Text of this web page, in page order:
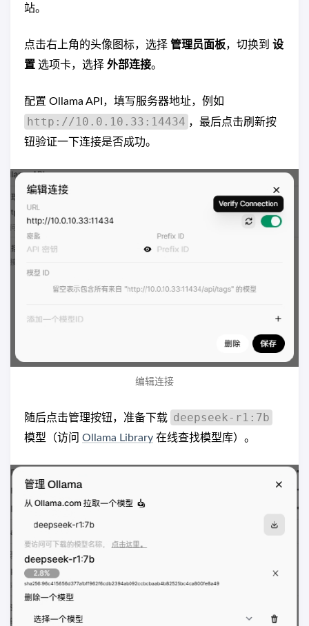
站。
点击右上角的头像图标，选择 管理员面板，切换到 设
置 选项卡，选择 外部连接。
配置 Ollama API，填写服务器地址，例如
http://10.0.10.33:14434 ，最后点击刷新按
钮验证一下连接是否成功。
编辑连接
随后点击管理按钮，准备下载 deepseek-r1:7b
模型（访问 Ollama Library 在线查找模型库）。